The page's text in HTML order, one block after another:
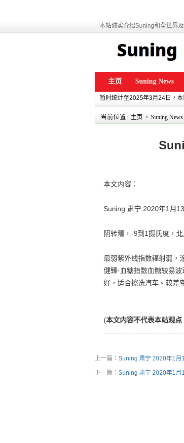
本站诚实介绍Suning和全世界
主页 Suning News
暂时统计至2025年3月24日，
当前位置: 主页 > Suning News
本文内容：
Suning 肃宁 2020年1月
阴转晴，-9到1摄氏度，北
最弱紫外线指数辐射弱，
健臻·血糖指数血糖较易
好，适合擦洗汽车。较差
(本文内容不代表本站观点
---------------------------------
上一篇： Suning 肃宁 2020年1月
下一篇： Suning 肃宁 2020年1月